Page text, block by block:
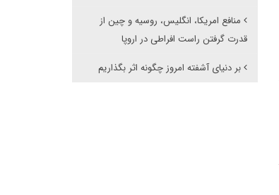
منافع امریکا، انگلیس، روسیه و چین از
قدرت گرفتن راست افراطی در اروپا
بر دنیای آشفته امروز چگونه اثر بگذاریم